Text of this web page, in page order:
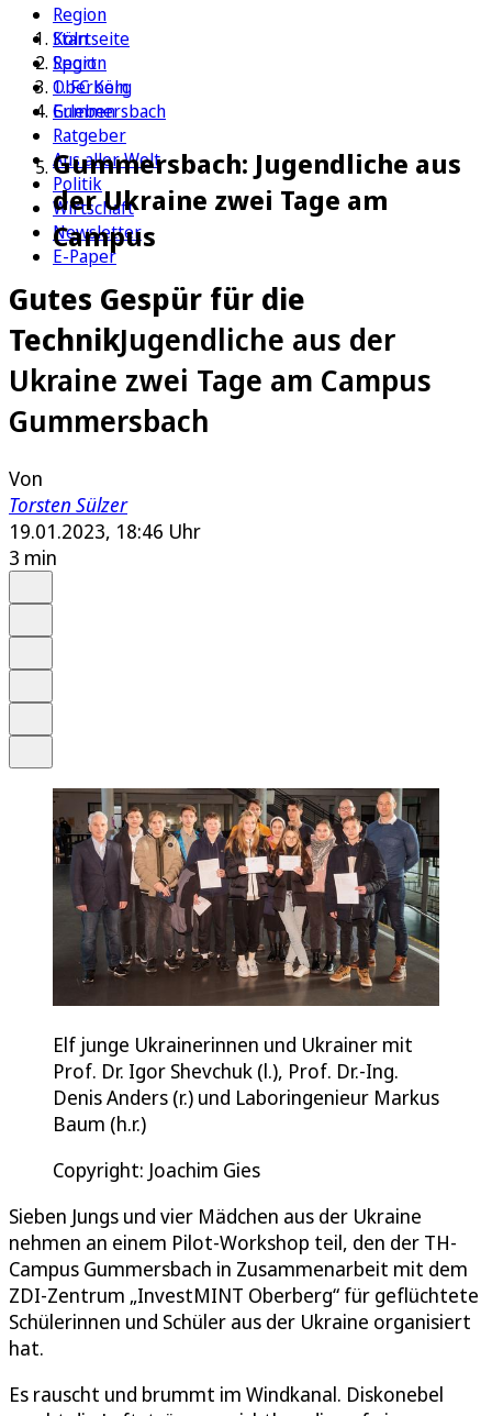
Region
Köln
Sport
1. FC Köln
Erleben
Ratgeber
Aus aller Welt
Politik
Wirtschaft
Newsletter
E-Paper
Startseite
Region
Oberberg
Gummersbach
Gummersbach: Jugendliche aus
der Ukraine zwei Tage am
Campus
Gutes Gespür für die
TechnikJugendliche aus der
Ukraine zwei Tage am Campus
Gummersbach
Von
Torsten Sülzer
19.01.2023, 18:46 Uhr
3 min
Elf junge Ukrainerinnen und Ukrainer mit
Prof. Dr. Igor Shevchuk (l.), Prof. Dr.-Ing.
Denis Anders (r.) und Laboringenieur Markus
Baum (h.r.)
Copyright: Joachim Gies
Sieben Jungs und vier Mädchen aus der Ukraine
nehmen an einem Pilot-Workshop teil, den der TH-
Campus Gummersbach in Zusammenarbeit mit dem
ZDI-Zentrum „InvestMINT Oberberg“ für geflüchtete
Schülerinnen und Schüler aus der Ukraine organisiert
hat.
Es rauscht und brummt im Windkanal. Diskonebel